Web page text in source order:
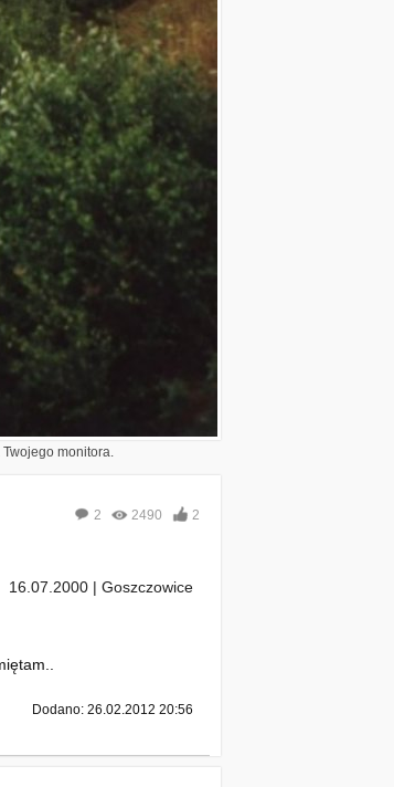
monitora.
2 2490 2
16.07.2000 | Goszczowice
Dodano: 26.02.2012 20:56